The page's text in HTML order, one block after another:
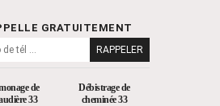
GRATUITEMENT
de
33
Débistrage de
cheminée 33